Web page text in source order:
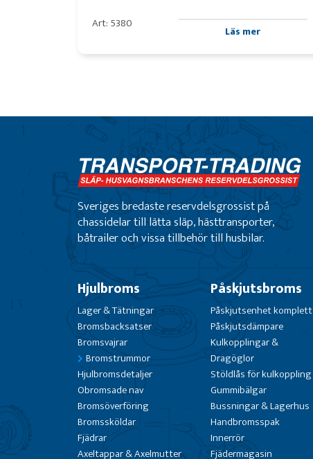
Art: 5380 Läs mer
Sveriges bredaste reservdelsgrossist på
chassidelar till lätta släp, hästtransporter,
båtrailer och vissa tillbehör till husbilar.
Hjulbroms
Lager & Tätningar
Bromsbacksatser
Bromsvajrar
Bromstrummor
Hjulbromsdetaljer
Obromsade nav
Bromsöverföring
Bromssköldar
Fjädrar
Axeltappar & Axelmutter
Påskjutsbroms
Påskjutsenhet komplett
Påskjutsdämpare
Kulkopplingar &
Dragöglor
Stöldlås för kulkoppling
Gummibälgar
Bussningar & Lagerhus
Handbromsspak
Innerrör
Fjädermagasin